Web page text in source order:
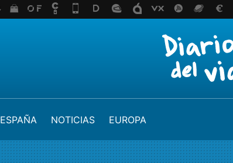
ESPAÑA NOTICIAS EUROPA